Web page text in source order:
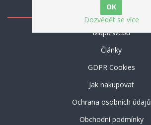
Informace
Mapa webu
Články
GDPR Cookies
Jak nakupovat
Ochrana osobních údajů
Obchodní podmínky
Dozvědět se více